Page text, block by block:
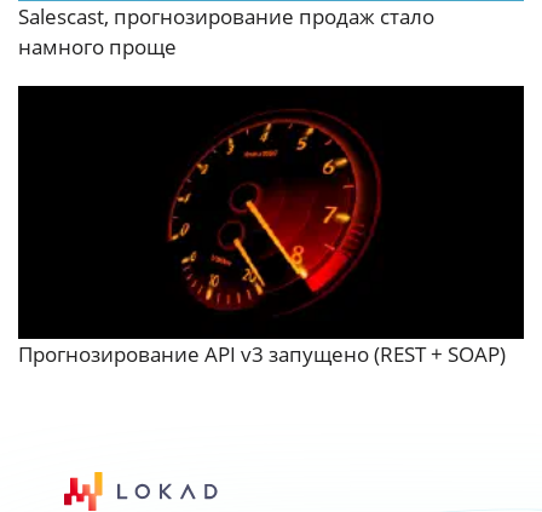
Salescast, прогнозирование продаж стало
намного проще
Прогнозирование API v3 запущено (REST + SOAP)